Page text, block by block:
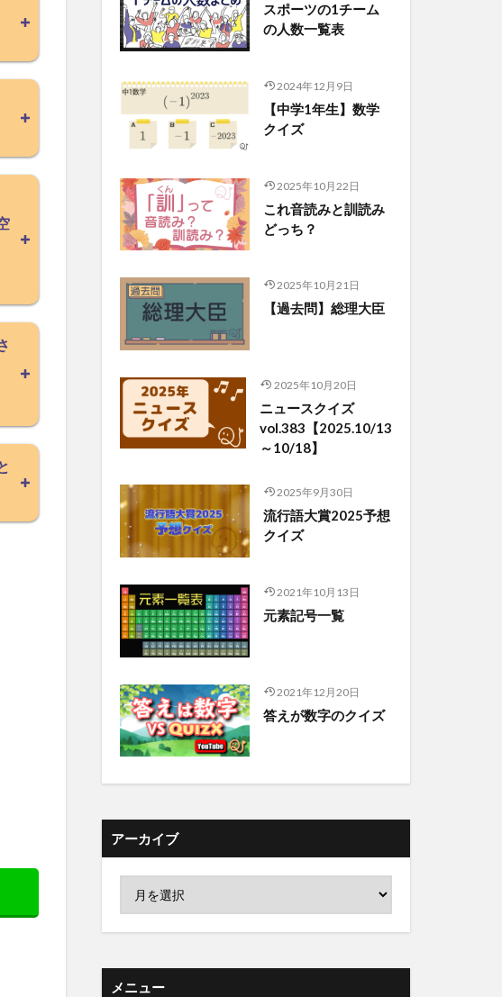
スポーツの1チーム
の人数一覧表
2024年12月9日
【中学1年生】数学
クイズ
2025年10月22日
これ音読みと訓読み
どっち？
2025年10月21日
【過去問】総理大臣
2025年10月20日
ニュースクイズ
vol.383【2025.10/13
～10/18】
2025年9月30日
流行語大賞2025予想
クイズ
2021年10月13日
元素記号一覧
2021年12月20日
答えが数字のクイズ
アーカイブ
メニュー